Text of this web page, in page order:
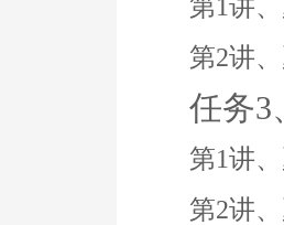
第1讲
第2讲
任务3
第1讲
第2讲